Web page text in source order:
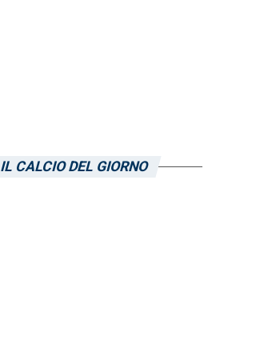
IL CALCIO DEL GIORNO